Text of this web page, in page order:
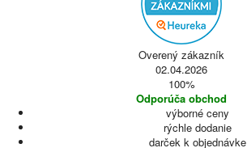
Overený zákazník
02.04.2026
100%
Odporúča obchod
výborné ceny
rýchle dodanie
darček k objednávke